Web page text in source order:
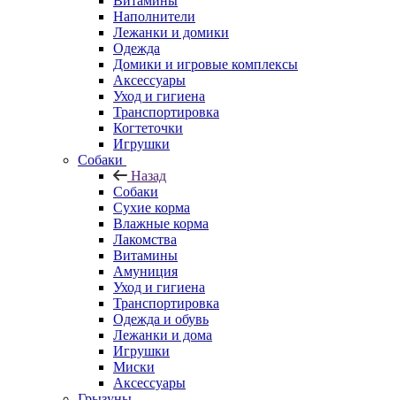
Наполнители
Лежанки и домики
Одежда
Домики и игровые комплексы
Аксессуары
Уход и гигиена
Транспортировка
Когтеточки
Игрушки
Собаки
Назад
Собаки
Сухие корма
Влажные корма
Лакомства
Витамины
Амуниция
Уход и гигиена
Транспортировка
Одежда и обувь
Лежанки и дома
Игрушки
Миски
Аксессуары